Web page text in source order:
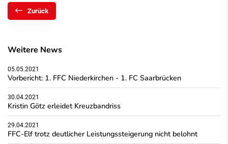
Zurück
Weitere News
05.05.2021
Vorbericht: 1. FFC Niederkirchen - 1. FC Saarbrücken
30.04.2021
Kristin Götz erleidet Kreuzbandriss
29.04.2021
FFC-Elf trotz deutlicher Leistungssteigerung nicht belohnt